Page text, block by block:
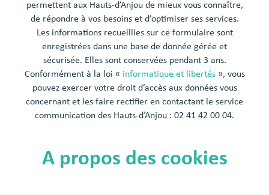
permettent aux Hauts-d’Anjou de mieux vous connaître,
de répondre à vos besoins et d’optimiser ses services.
Les informations recueillies sur ce formulaire sont
enregistrées dans une base de donnée gérée et
sécurisée. Elles sont conservées pendant 3 ans.
Conformément à la loi « informatique et libertés», vous
pouvez exercer votre droit d’accès aux données vous
concernant et les faire rectifier en contactant le service
communication des Hauts-d’Anjou : 02 41 42 00 04.
A propos des cookies